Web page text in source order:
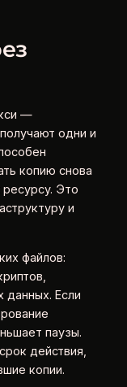
—
одни и
копию снова
Это
и
файлов:
данных. Если
паузы.
действия,
копии.